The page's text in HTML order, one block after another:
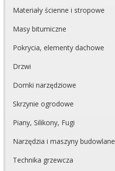
Materiały ścienne i stropowe
Masy bitumiczne
Pokrycia, elementy dachowe
Drzwi
Domki narzędziowe
Skrzynie ogrodowe
Piany, Silikony, Fugi
Narzędzia i maszyny budowlane
Technika grzewcza